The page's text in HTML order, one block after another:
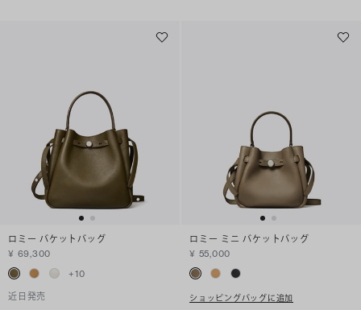
ロミー バケットバッグ
¥ 69,300
+10
近日発売
ロミー ミニ バケットバッグ
¥ 55,000
ショッピングバッグに追加